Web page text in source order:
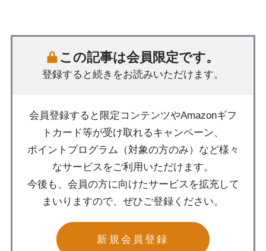
この記事は会員限定です。
登録すると続きをお読みいただけます。
会員登録すると限定コンテンツやAmazonギフ
トカード等が受け取れるキャンペーン、
ポイントプログラム（対象の方のみ）など様々
なサービスをご利用いただけます。
今後も、会員の方に向けたサービスを拡充して
まいりますので、ぜひご登録ください。
新規会員登録